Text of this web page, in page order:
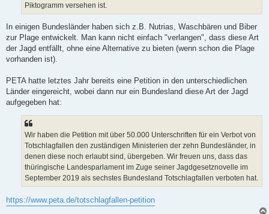
Piktogramm versehen ist.
In einigen Bundesländer haben sich z.B. Nutrias, Waschbären und Biber
zur Plage entwickelt. Man kann nicht einfach "verlangen", dass diese Art
der Jagd entfällt, ohne eine Alternative zu bieten (wenn schon die Plage
vorhanden ist).
PETA hatte letztes Jahr bereits eine Petition in den unterschiedlichen
Länder eingereicht, wobei dann nur ein Bundesland diese Art der Jagd
aufgegeben hat:
Wir haben die Petition mit über 50.000 Unterschriften für ein Verbot von
Totschlagfallen den zuständigen Ministerien der zehn Bundesländer, in
denen diese noch erlaubt sind, übergeben. Wir freuen uns, dass das
thüringische Landesparlament im Zuge seiner Jagdgesetznovelle im
September 2019 als sechstes Bundesland Totschlagfallen verboten hat.
https://www.peta.de/totschlagfallen-petition